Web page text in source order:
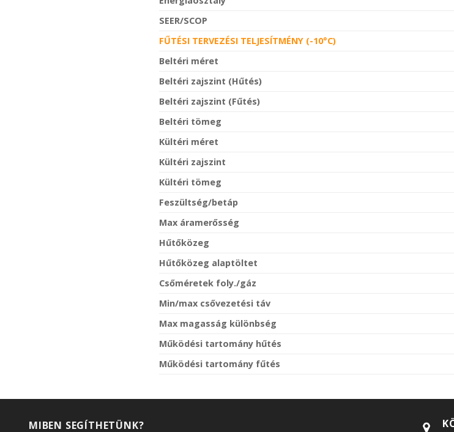
SEER/SCOP
FŰTÉSI TERVEZÉSI TELJESÍTMÉNY (-10°C)
Beltéri méret
Beltéri zajszint (Hűtés)
Beltéri zajszint (Fűtés)
Beltéri tömeg
Kültéri méret
Kültéri zajszint
Kültéri tömeg
Feszültség/betáp
Max áramerősség
Hűtőközeg
Hűtőközeg alaptöltet
Csőméretek foly./gáz
Min/max csővezetési táv
Max magasság különbség
Működési tartomány hűtés
Működési tartomány fűtés
MIBEN SEGÍTHETÜNK?